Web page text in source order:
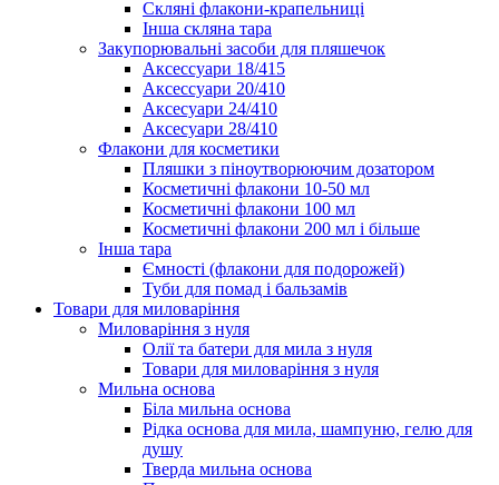
Скляні флакони-крапельниці
Інша скляна тара
Закупорювальні засоби для пляшечок
Аксессуари 18/415
Аксессуари 20/410
Аксесуари 24/410
Аксесуари 28/410
Флакони для косметики
Пляшки з піноутворюючим дозатором
Косметичні флакони 10-50 мл
Косметичні флакони 100 мл
Косметичні флакони 200 мл і більше
Інша тара
Ємності (флакони для подорожей)
Туби для помад і бальзамів
Товари для миловаріння
Миловаріння з нуля
Олії та батери для мила з нуля
Товари для миловаріння з нуля
Мильна основа
Біла мильна основа
Рідка основа для мила, шампуню, гелю для
душу
Тверда мильна основа